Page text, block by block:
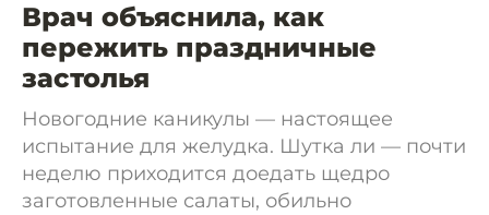
Врач объяснила, как
пережить праздничные
застолья
Новогодние каникулы — настоящее
испытание для желудка. Шутка ли — почти
неделю приходится доедать щедро
заготовленные салаты, обильно